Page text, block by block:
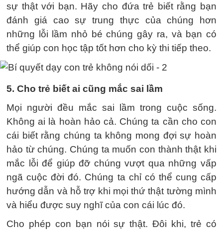
sự thật với bạn. Hãy cho đứa trẻ biết rằng bạn
đánh giá cao sự trung thực của chúng hơn
những lỗi lầm nhỏ bé chúng gây ra, và bạn có
thể giúp con học tập tốt hơn cho kỳ thi tiếp theo.
5. Cho trẻ biết ai cũng mắc sai lầm
Mọi người đều mắc sai lầm trong cuộc sống.
Không ai là hoàn hảo cả. Chúng ta cần cho con
cái biết rằng chúng ta không mong đợi sự hoàn
hảo từ chúng. Chúng ta muốn con thành thật khi
mắc lỗi để giúp đỡ chúng vượt qua những vấp
ngã cuộc đời đó. Chúng ta chỉ có thể cung cấp
hướng dẫn và hỗ trợ khi mọi thứ thật tường mình
và hiểu được suy nghĩ của con cái lúc đó.
Cho phép con bạn nói sự thật. Đôi khi, trẻ có